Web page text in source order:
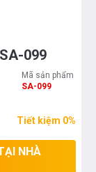
099
Mã sản phẩm
SA-099
Tiết kiệm 0%
NHÀ